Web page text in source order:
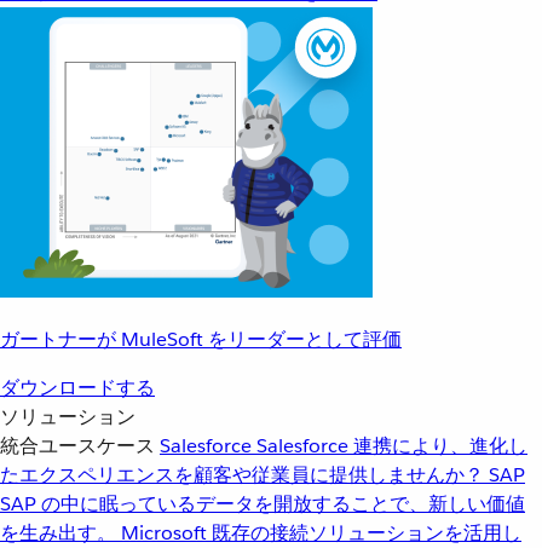
ガートナーが MuleSoft をリーダーとして評価
ダウンロードする
ソリューション
統合ユースケース SalesforceSalesforce 連携により、進化し
たエクスペリエンスを顧客や従業員に提供しませんか？ SAP
SAP の中に眠っているデータを開放することで、新しい価値
を生み出す。
Microsoft 既存の接続ソリューションを活用し